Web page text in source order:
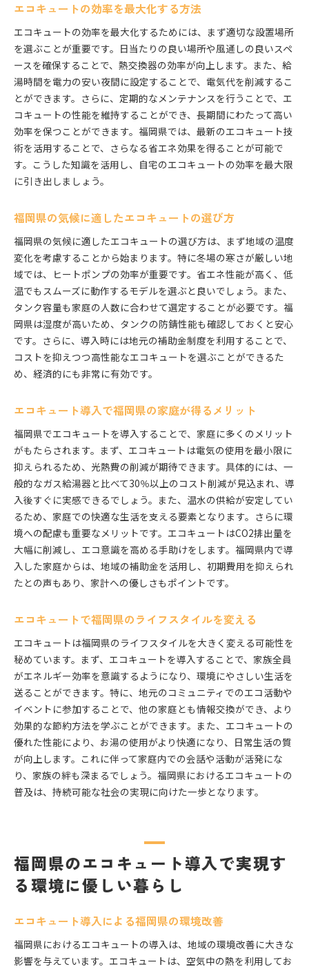
エコキュートの効率を最大化する方法
エコキュートの効率を最大化するためには、まず適切な設置場所
を選ぶことが重要です。日当たりの良い場所や風通しの良いスペ
ースを確保することで、熱交換器の効率が向上します。また、給
湯時間を電力の安い夜間に設定することで、電気代を削減するこ
とができます。さらに、定期的なメンテナンスを行うことで、エ
コキュートの性能を維持することができ、長期間にわたって高い
効率を保つことができます。福岡県では、最新のエコキュート技
術を活用することで、さらなる省エネ効果を得ることが可能で
す。こうした知識を活用し、自宅のエコキュートの効率を最大限
に引き出しましょう。
福岡県の気候に適したエコキュートの選び方
福岡県の気候に適したエコキュートの選び方は、まず地域の温度
変化を考慮することから始まります。特に冬場の寒さが厳しい地
域では、ヒートポンプの効率が重要です。省エネ性能が高く、低
温でもスムーズに動作するモデルを選ぶと良いでしょう。また、
タンク容量も家庭の人数に合わせて選定することが必要です。福
岡県は湿度が高いため、タンクの防錆性能も確認しておくと安心
です。さらに、導入時には地元の補助金制度を利用することで、
コストを抑えつつ高性能なエコキュートを選ぶことができるた
め、経済的にも非常に有効です。
エコキュート導入で福岡県の家庭が得るメリット
福岡県でエコキュートを導入することで、家庭に多くのメリット
がもたらされます。まず、エコキュートは電気の使用を最小限に
抑えられるため、光熱費の削減が期待できます。具体的には、一
般的なガス給湯器と比べて30％以上のコスト削減が見込まれ、導
入後すぐに実感できるでしょう。また、温水の供給が安定してい
るため、家庭での快適な生活を支える要素となります。さらに環
境への配慮も重要なメリットです。エコキュートはCO2排出量を
大幅に削減し、エコ意識を高める手助けをします。福岡県内で導
入した家庭からは、地域の補助金を活用し、初期費用を抑えられ
たとの声もあり、家計への優しさもポイントです。
エコキュートで福岡県のライフスタイルを変える
エコキュートは福岡県のライフスタイルを大きく変える可能性を
秘めています。まず、エコキュートを導入することで、家族全員
がエネルギー効率を意識するようになり、環境にやさしい生活を
送ることができます。特に、地元のコミュニティでのエコ活動や
イベントに参加することで、他の家庭とも情報交換ができ、より
効果的な節約方法を学ぶことができます。また、エコキュートの
優れた性能により、お湯の使用がより快適になり、日常生活の質
が向上します。これに伴って家庭内での会話や活動が活発にな
り、家族の絆も深まるでしょう。福岡県におけるエコキュートの
普及は、持続可能な社会の実現に向けた一歩となります。
福岡県のエコキュート導入で実現す
る環境に優しい暮らし
エコキュート導入による福岡県の環境改善
福岡県におけるエコキュートの導入は、地域の環境改善に大きな
影響を与えています。エコキュートは、空気中の熱を利用してお